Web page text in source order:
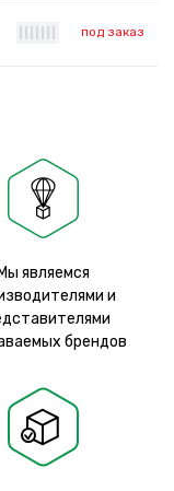
под заказ
Мы являемся
и
брендов